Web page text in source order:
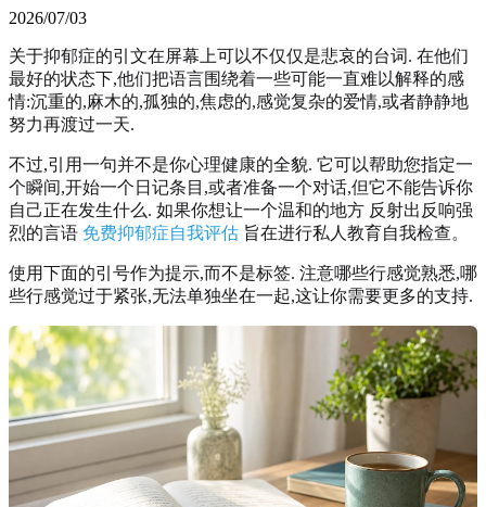
2026/07/03
关于抑郁症的引文在屏幕上可以不仅仅是悲哀的台词. 在他们
最好的状态下,他们把语言围绕着一些可能一直难以解释的感
情:沉重的,麻木的,孤独的,焦虑的,感觉复杂的爱情,或者静静地
努力再渡过一天.
不过,引用一句并不是你心理健康的全貌. 它可以帮助您指定一
个瞬间,开始一个日记条目,或者准备一个对话,但它不能告诉你
自己正在发生什么. 如果你想让一个温和的地方 反射出反响强
烈的言语 免费抑郁症自我评估 旨在进行私人教育自我检查。
使用下面的引号作为提示,而不是标签. 注意哪些行感觉熟悉,哪
些行感觉过于紧张,无法单独坐在一起,这让你需要更多的支持.